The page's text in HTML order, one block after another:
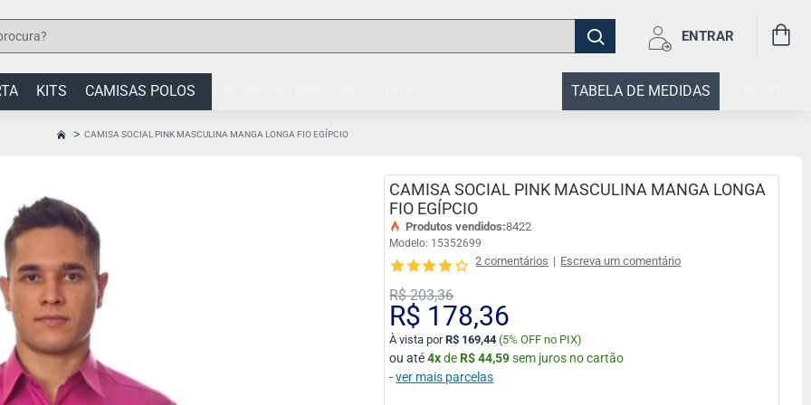
ENTRAR
KITS CAMISAS POLOS TABELA DE MEDIDAS
CAMISA SOCIAL PINK MASCULINA MANGA LONGA FIO EGÍPCIO
CAMISA SOCIAL PINK MASCULINA MANGA LONGA
FIO EGÍPCIO
Modelo: 15352699
Produtos vendidos:8422
2 comentários | Escreva um comentário
R$ 178,36
R$ 203,36
À vista porR$ 169,44 (5% OFF no PIX)
ou até4xdeR$ 44,59 sem juros no cartão
-ver mais parcelas